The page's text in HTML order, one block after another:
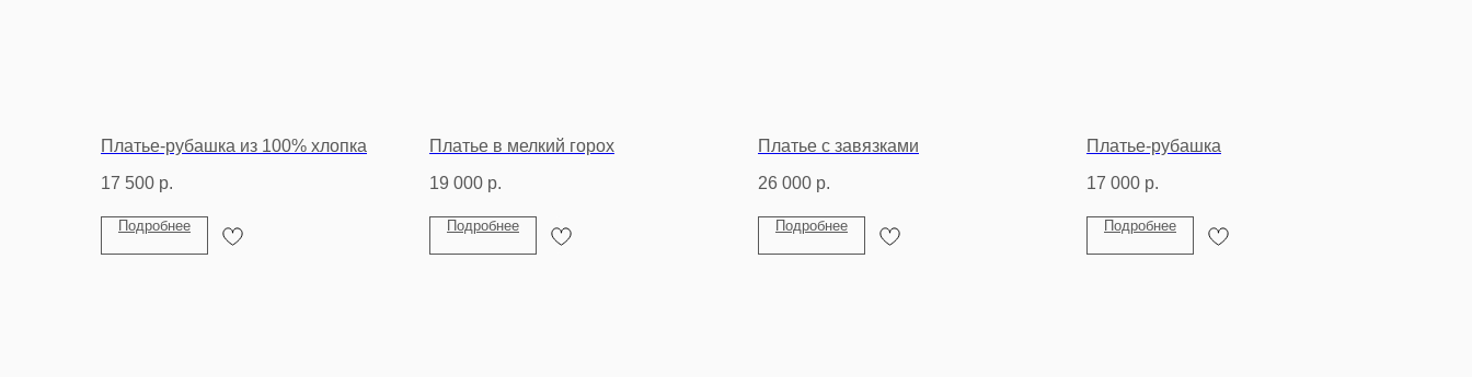
Платье-рубашка из 100% хлопка
17 500 р.
Подробнее
Платье в мелкий горох
19 000 р.
Подробнее
Платье с завязками
26 000 р.
Подробнее
Платье-рубашка
17 000 р.
Подробнее